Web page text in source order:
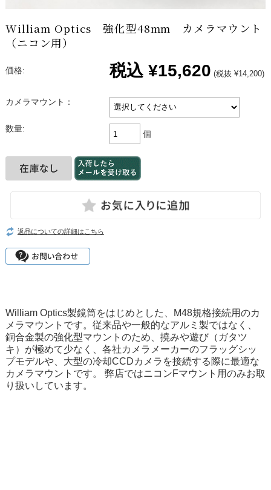
William Optics 強化型48mm カメラマウント
（ニコン用）
価格: 税込 ¥15,620 (税抜 ¥14,200)
カメラマウント：
数量:
個
返品についての詳細はこちら
William Optics製鏡筒をはじめとした、M48規格接続用のカ
メラマウントです。従来品や一般的なアルミ製ではなく、
銅合金製の強化型マウントのため、撓みや遊び（ガタツ
キ）が極めて少なく、各社カメラメーカーのフラッグシッ
プモデルや、大型の冷却CCDカメラを接続する際に最適な
カメラマウントです。 弊店ではニコンFマウント用のみお取
り扱いしています。